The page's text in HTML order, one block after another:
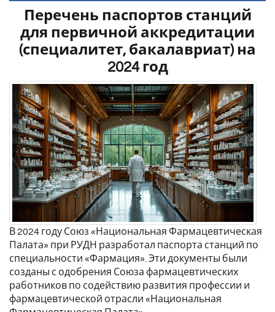
Перечень паспортов станций
для первичной аккредитации
(специалитет, бакалавриат) на
2024 год
В 2024 году Союз «Национальная Фармацевтическая
Палата» при РУДН разработал паспорта станций по
специальности «Фармация». Эти документы были
созданы с одобрения Союза фармацевтических
работников по содействию развития профессии и
фармацевтической отрасли «Национальная